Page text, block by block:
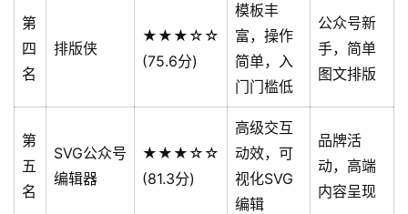
第
四
名
排版侠
★★★☆☆
(75.6分)
模板丰
富，操作
简单，入
门门槛低
公众号新
手，简单
图文排版
第
五
名
SVG公众号
编辑器
★★★☆☆
(81.3分)
高级交互
动效，可
视化SVG
编辑
品牌活
动，高端
内容呈现